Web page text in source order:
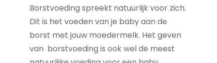
Borstvoeding spreekt natuurlijk voor zich.
Dit is het voeden van je baby aan de
borst met jouw moedermelk. Het geven
van borstvoeding is ook wel de meest